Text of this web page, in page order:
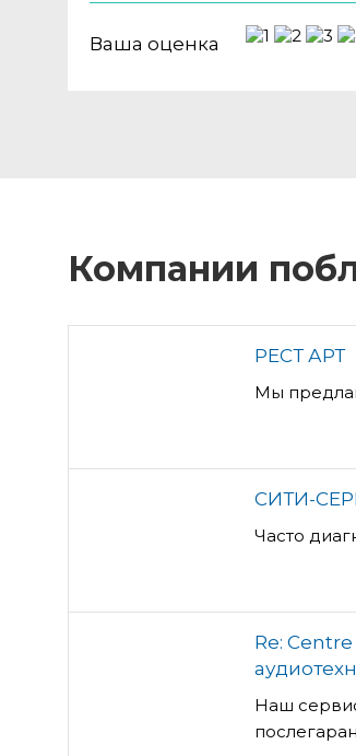
Ваша оценка
Компании
РЕСТ АРТ
Мы
СИТИ-
Часто
Re:
Наш